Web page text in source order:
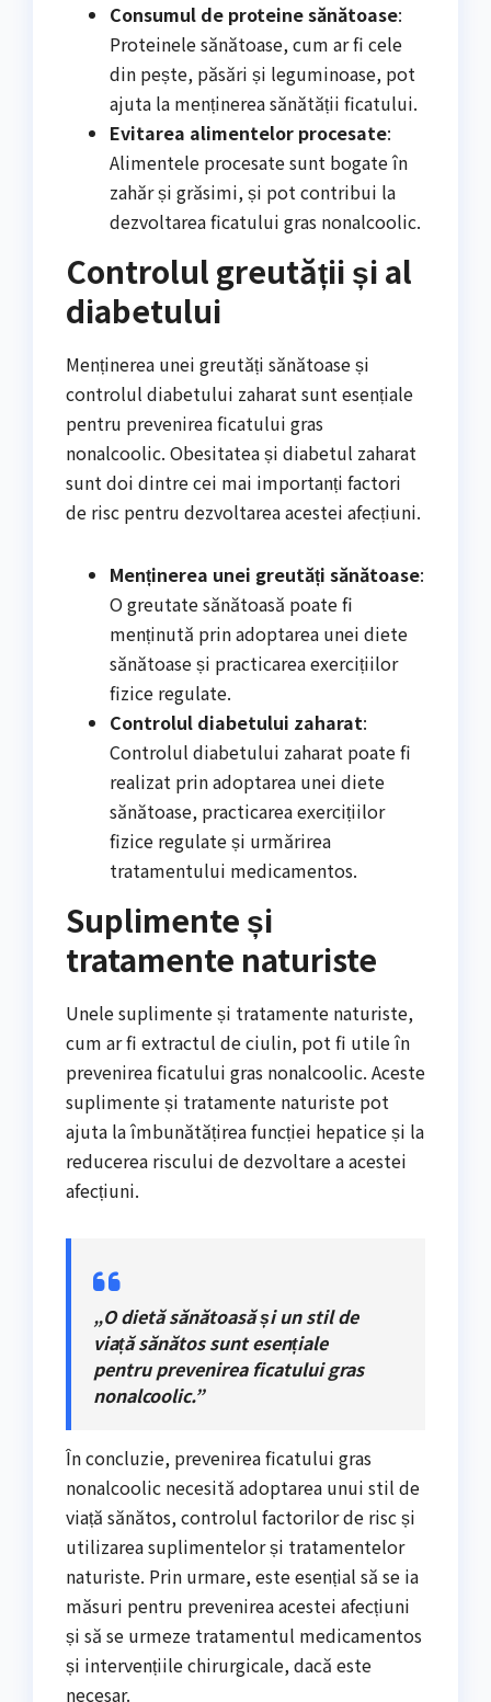
Consumul de proteine sănătoase:
Proteinele sănătoase, cum ar fi cele
din pește, păsări și leguminoase, pot
ajuta la menținerea sănătății ficatului.
Evitarea alimentelor procesate:
Alimentele procesate sunt bogate în
zahăr și grăsimi, și pot contribui la
dezvoltarea ficatului gras nonalcoolic.
Controlul greutății și al
diabetului
Menținerea unei greutăți sănătoase și
controlul diabetului zaharat sunt esențiale
pentru prevenirea ficatului gras
nonalcoolic. Obesitatea și diabetul zaharat
sunt doi dintre cei mai importanți factori
de risc pentru dezvoltarea acestei afecțiuni.
Menținerea unei greutăți sănătoase:
O greutate sănătoasă poate fi
menținută prin adoptarea unei diete
sănătoase și practicarea exercițiilor
fizice regulate.
Controlul diabetului zaharat:
Controlul diabetului zaharat poate fi
realizat prin adoptarea unei diete
sănătoase, practicarea exercițiilor
fizice regulate și urmărirea
tratamentului medicamentos.
Suplimente și
tratamente naturiste
Unele suplimente și tratamente naturiste,
cum ar fi extractul de ciulin, pot fi utile în
prevenirea ficatului gras nonalcoolic. Aceste
suplimente și tratamente naturiste pot
ajuta la îmbunătățirea funcției hepatice și la
reducerea riscului de dezvoltare a acestei
afecțiuni.
„O dietă sănătoasă și un stil de
viață sănătos sunt esențiale
pentru prevenirea ficatului gras
nonalcoolic.”
În concluzie, prevenirea ficatului gras
nonalcoolic necesită adoptarea unui stil de
viață sănătos, controlul factorilor de risc și
utilizarea suplimentelor și tratamentelor
naturiste. Prin urmare, este esențial să se ia
măsuri pentru prevenirea acestei afecțiuni
și să se urmeze tratamentul medicamentos
și intervențiile chirurgicale, dacă este
necesar.